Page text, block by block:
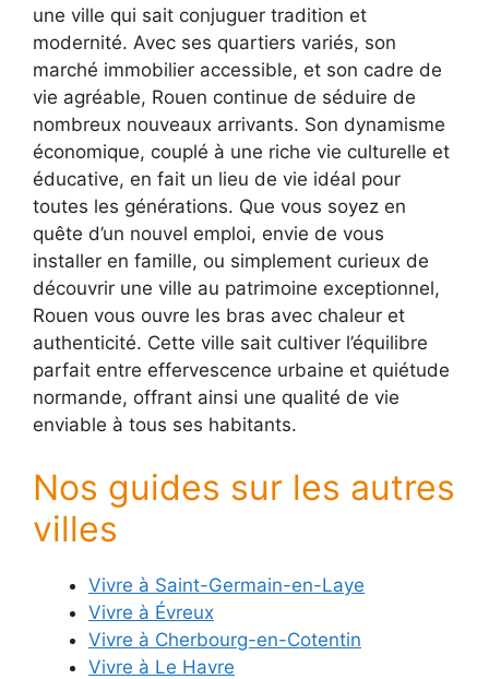
une ville qui sait conjuguer tradition et
modernité. Avec ses quartiers variés, son
marché immobilier accessible, et son cadre de
vie agréable, Rouen continue de séduire de
nombreux nouveaux arrivants. Son dynamisme
économique, couplé à une riche vie culturelle et
éducative, en fait un lieu de vie idéal pour
toutes les générations. Que vous soyez en
quête d’un nouvel emploi, envie de vous
installer en famille, ou simplement curieux de
découvrir une ville au patrimoine exceptionnel,
Rouen vous ouvre les bras avec chaleur et
authenticité. Cette ville sait cultiver l’équilibre
parfait entre effervescence urbaine et quiétude
normande, offrant ainsi une qualité de vie
enviable à tous ses habitants.
Nos guides sur les autres
villes
Vivre à Saint-Germain-en-Laye
Vivre à Évreux
Vivre à Cherbourg-en-Cotentin
Vivre à Le Havre